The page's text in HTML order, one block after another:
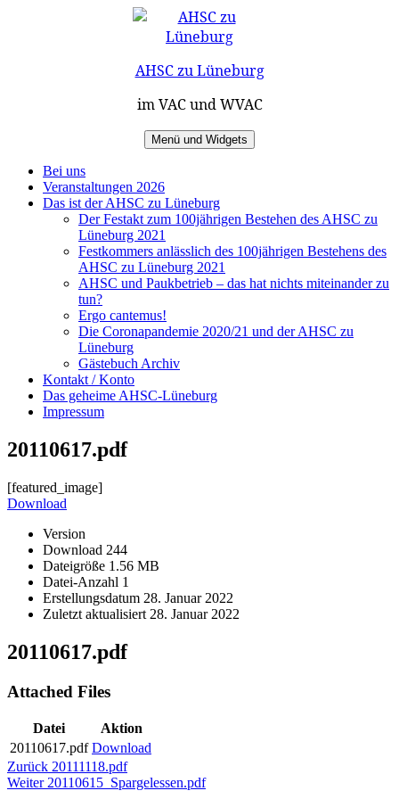
AHSC zu Lüneburg
im VAC und WVAC
Menü und Widgets
Bei uns
Veranstaltungen 2026
Das ist der AHSC zu Lüneburg
Der Festakt zum 100jährigen Bestehen des AHSC zu
Lüneburg 2021
Festkommers anlässlich des 100jährigen Bestehens des
AHSC zu Lüneburg 2021
AHSC und Paukbetrieb – das hat nichts miteinander zu
tun?
Ergo cantemus!
Die Coronapandemie 2020/21 und der AHSC zu
Lüneburg
Gästebuch Archiv
Kontakt / Konto
Das geheime AHSC-Lüneburg
Impressum
20110617.pdf
[featured_image]
Download
Version
Download 244
Dateigröße 1.56 MB
Datei-Anzahl 1
Erstellungsdatum 28. Januar 2022
Zuletzt aktualisiert 28. Januar 2022
20110617.pdf
Attached Files
Datei
Aktion
20110617.pdf Download
Beitragsnavigation
Zurück Vorheriger
Beitrag:
20111118.pdf
Weiter Nächster
20110615_Spargelessen.pdf